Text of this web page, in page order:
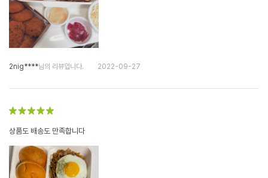
2nig****님의 리뷰입니다. 2022-09-27
상품도 배송도 만족합니다